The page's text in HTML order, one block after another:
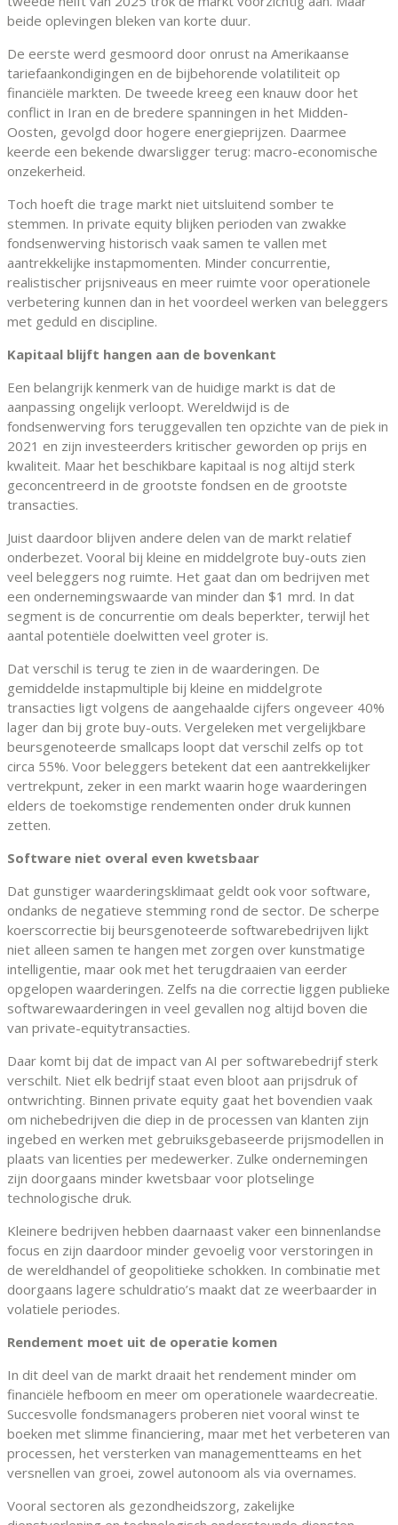
beide oplevingen bleken van korte duur.
De eerste werd gesmoord door onrust na Amerikaanse
tariefaankondigingen en de bijbehorende volatiliteit op
financiële markten. De tweede kreeg een knauw door het
conflict in Iran en de bredere spanningen in het Midden-
Oosten, gevolgd door hogere energieprijzen. Daarmee
keerde een bekende dwarsligger terug: macro-economische
onzekerheid.
Toch hoeft die trage markt niet uitsluitend somber te
stemmen. In private equity blijken perioden van zwakke
fondsenwerving historisch vaak samen te vallen met
aantrekkelijke instapmomenten. Minder concurrentie,
realistischer prijsniveaus en meer ruimte voor operationele
verbetering kunnen dan in het voordeel werken van beleggers
met geduld en discipline.
Kapitaal blijft hangen aan de bovenkant
Een belangrijk kenmerk van de huidige markt is dat de
aanpassing ongelijk verloopt. Wereldwijd is de
fondsenwerving fors teruggevallen ten opzichte van de piek in
2021 en zijn investeerders kritischer geworden op prijs en
kwaliteit. Maar het beschikbare kapitaal is nog altijd sterk
geconcentreerd in de grootste fondsen en de grootste
transacties.
Juist daardoor blijven andere delen van de markt relatief
onderbezet. Vooral bij kleine en middelgrote buy-outs zien
veel beleggers nog ruimte. Het gaat dan om bedrijven met
een ondernemingswaarde van minder dan $1 mrd. In dat
segment is de concurrentie om deals beperkter, terwijl het
aantal potentiële doelwitten veel groter is.
Dat verschil is terug te zien in de waarderingen. De
gemiddelde instapmultiple bij kleine en middelgrote
transacties ligt volgens de aangehaalde cijfers ongeveer 40%
lager dan bij grote buy-outs. Vergeleken met vergelijkbare
beursgenoteerde smallcaps loopt dat verschil zelfs op tot
circa 55%. Voor beleggers betekent dat een aantrekkelijker
vertrekpunt, zeker in een markt waarin hoge waarderingen
elders de toekomstige rendementen onder druk kunnen
zetten.
Software niet overal even kwetsbaar
Dat gunstiger waarderingsklimaat geldt ook voor software,
ondanks de negatieve stemming rond de sector. De scherpe
koerscorrectie bij beursgenoteerde softwarebedrijven lijkt
niet alleen samen te hangen met zorgen over kunstmatige
intelligentie, maar ook met het terugdraaien van eerder
opgelopen waarderingen. Zelfs na die correctie liggen publieke
softwarewaarderingen in veel gevallen nog altijd boven die
van private-equitytransacties.
Daar komt bij dat de impact van AI per softwarebedrijf sterk
verschilt. Niet elk bedrijf staat even bloot aan prijsdruk of
ontwrichting. Binnen private equity gaat het bovendien vaak
om nichebedrijven die diep in de processen van klanten zijn
ingebed en werken met gebruiksgebaseerde prijsmodellen in
plaats van licenties per medewerker. Zulke ondernemingen
zijn doorgaans minder kwetsbaar voor plotselinge
technologische druk.
Kleinere bedrijven hebben daarnaast vaker een binnenlandse
focus en zijn daardoor minder gevoelig voor verstoringen in
de wereldhandel of geopolitieke schokken. In combinatie met
doorgaans lagere schuldratio’s maakt dat ze weerbaarder in
volatiele periodes.
Rendement moet uit de operatie komen
In dit deel van de markt draait het rendement minder om
financiële hefboom en meer om operationele waardecreatie.
Succesvolle fondsmanagers proberen niet vooral winst te
boeken met slimme financiering, maar met het verbeteren van
processen, het versterken van managementteams en het
versnellen van groei, zowel autonoom als via overnames.
Vooral sectoren als gezondheidszorg, zakelijke